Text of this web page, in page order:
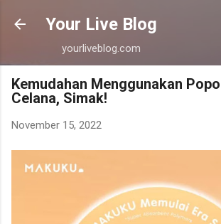
Langsung ke konten utama
Your Live Blog
yourliveblog.com
Kemudahan Menggunakan
Celana, Simak!
November 15, 2022